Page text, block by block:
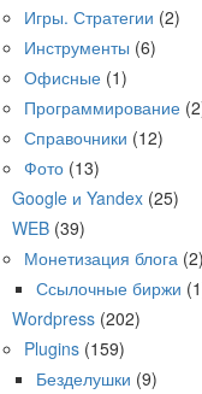
Игры. Стратегии (2)
Инструменты (6)
Офисные (1)
Программирование
Справочники (12)
Фото (13)
Google и Yandex (25)
WEB (39)
Монетизация блога (2)
Ссылочные биржи
Wordpress (202)
Plugins (159)
Безделушки (9)